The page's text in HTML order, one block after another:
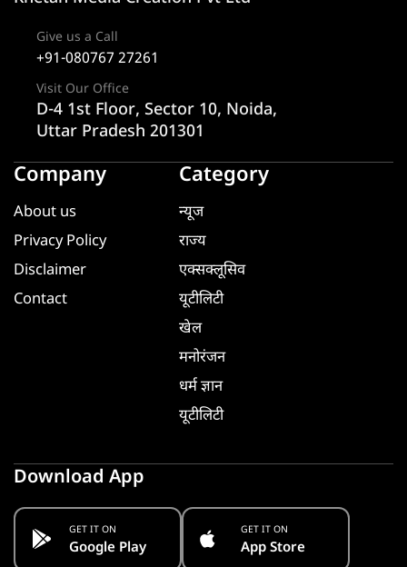
Give us a Call
+91-080767 27261
Visit Our Office
D-4 1st Floor, Sector 10, Noida,
Uttar Pradesh 201301
Company
About us
Privacy Policy
Disclaimer
Contact
Category
न्यूज
राज्य
एक्सक्लूसिव
यूटीलिटी
खेल
मनोरंजन
धर्म ज्ञान
यूटीलिटी
Download App
GET IT ON
Google Play
GET IT ON
App Store